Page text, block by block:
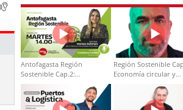
Antofagasta Región
Sostenible Cap.2:
Educación ambiental y
formación de capacidades
técnicas
Región Sostenible
Economía circular y